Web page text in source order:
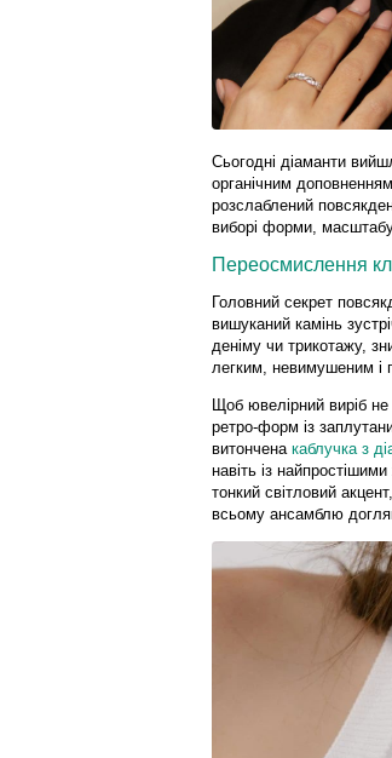
Сьогодні діаманти
органічним
розслаблений
виборі форми,
Переосмислення
Головний секрет
вишуканий камінь
деніму чи трикотажу,
легким, невимушеним і
Щоб ювелірний виріб
ретро-форм із
витончена каблучка з
навіть із
тонкий світловий
всьому ансамблю